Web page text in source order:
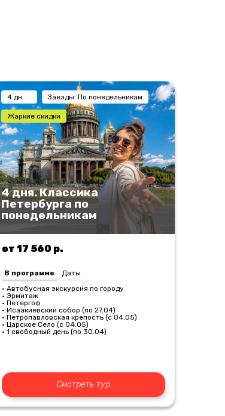
4 дн. Заезды: По понедельникам
Жаркие скидки
4 дня. Классика
Петербурга по
понедельникам
от 17 560 р.
В программе
Даты
• Автобусная экскурсия по городу
• Эрмитаж
• Петергоф
• Исаакиевский собор (по 27.04)
• Петропавловская крепость (с 04.05)
• Царское Село (с 04.05)
• 1 свободный день (по 30.04)
Смотреть тур